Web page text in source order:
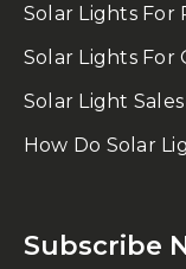
Solar Lights For
Solar Lights For
Solar Light
How Do Solar
Subscribe